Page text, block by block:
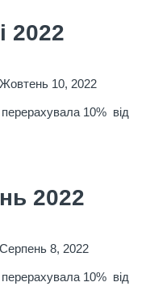
2022
Жовтень 10, 2022
10% від
2022
Серпень 8, 2022
10% від